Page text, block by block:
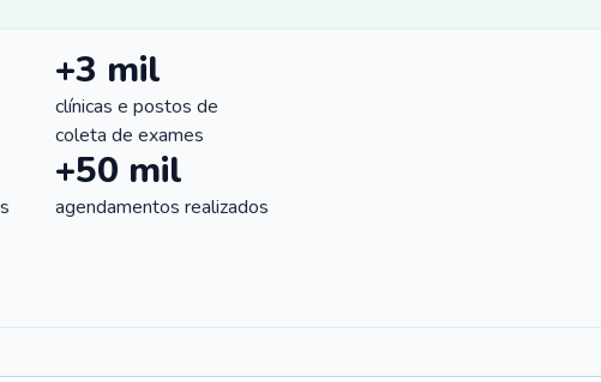
+3 mil
clínicas e postos de
coleta de exames
+50 mil
agendamentos realizados